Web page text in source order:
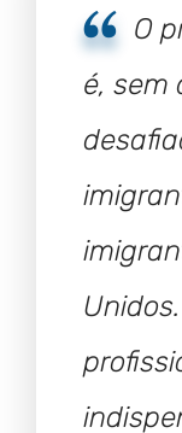
O
é, sem
Unidos.